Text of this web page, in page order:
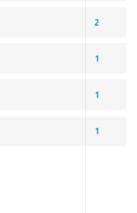
2
1
1
1